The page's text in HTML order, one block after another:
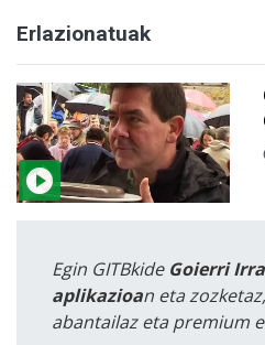
Erlazionatuak
Egin GITBkide Goierri
aplikazioan eta
abantailaz eta premium